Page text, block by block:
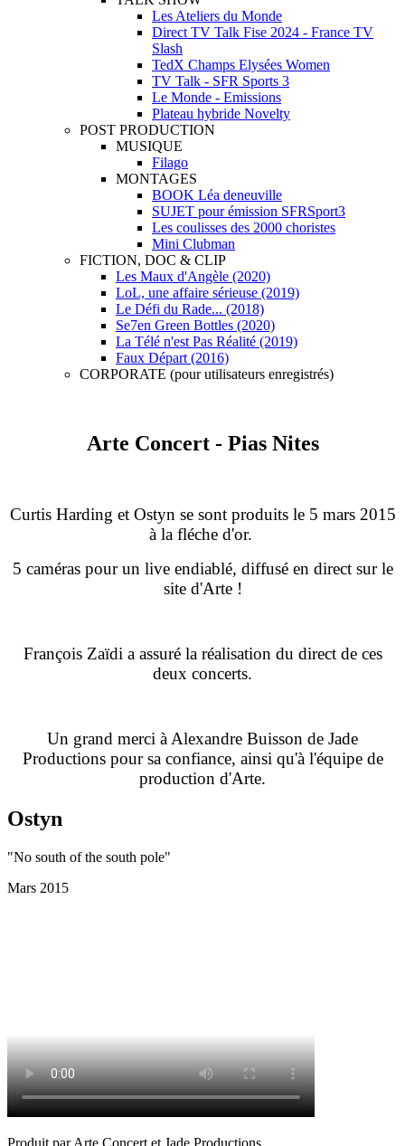
Les Ateliers du Monde
Direct TV Talk Fise 2024 - France TV
Slash
TedX Champs Elysées Women
TV Talk - SFR Sports 3
Le Monde - Emissions
Plateau hybride Novelty
POST PRODUCTION
MUSIQUE
Filago
MONTAGES
BOOK Léa deneuville
SUJET pour émission SFRSport3
Les coulisses des 2000 choristes
Mini Clubman
FICTION, DOC & CLIP
Les Maux d'Angèle (2020)
LoL, une affaire sérieuse (2019)
Le Défi du Rade... (2018)
Se7en Green Bottles (2020)
La Télé n'est Pas Réalité (2019)
Faux Départ (2016)
CORPORATE (pour utilisateurs enregistrés)
Arte Concert - Pias Nites
Curtis Harding et Ostyn se sont produits le 5 mars 2015
à la fléche d'or.
5 caméras pour un live endiablé, diffusé en direct sur le
site d'Arte !
François Zaïdi a assuré la réalisation du direct de ces
deux concerts.
Un grand merci à Alexandre Buisson de Jade
Productions pour sa confiance, ainsi qu'à l'équipe de
production d'Arte.
Ostyn
"No south of the south pole"
Mars 2015
Produit par Arte Concert et Jade Productions